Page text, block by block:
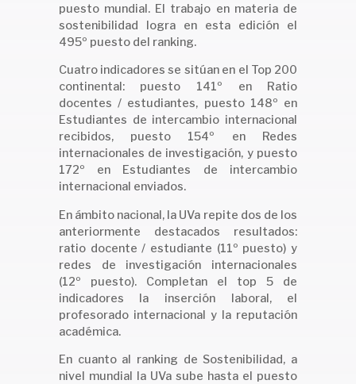
puesto mundial. El trabajo en materia de
sostenibilidad logra en esta edición el
495º puesto del ranking.
Cuatro indicadores se sitúan en el Top 200
continental: puesto 141º en Ratio
docentes / estudiantes, puesto 148º en
Estudiantes de intercambio internacional
recibidos, puesto 154º en Redes
internacionales de investigación, y puesto
172º en Estudiantes de intercambio
internacional enviados.
En ámbito nacional, la UVa repite dos de los
anteriormente destacados resultados:
ratio docente / estudiante (11º puesto) y
redes de investigación internacionales
(12º puesto). Completan el top 5 de
indicadores la inserción laboral, el
profesorado internacional y la reputación
académica.
En cuanto al ranking de Sostenibilidad, a
nivel mundial la UVa sube hasta el puesto